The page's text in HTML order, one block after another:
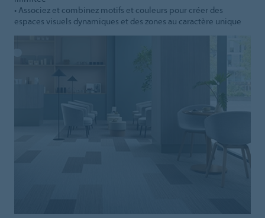
• Associez et combinez motifs et couleurs pour créer des
espaces visuels dynamiques et des zones au caractère unique